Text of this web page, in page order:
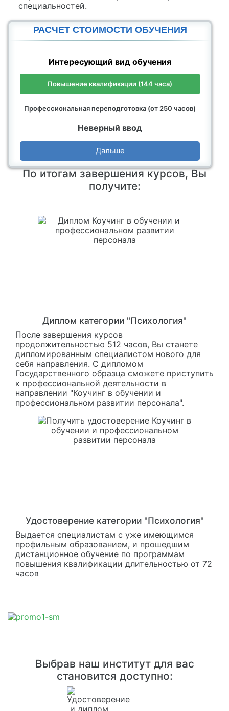
специальностей.
РАСЧЕТ СТОИМОСТИ ОБУЧЕНИЯ
Интересующий вид обучения
Повышение квалификации (144 часа)
Профессиональная переподготовка (от 250 часов)
Неверный ввод
Дальше
По итогам завершения курсов, Вы
получите:
Диплом категории "Психология"
После завершения курсов
продолжительностью 512 часов, Вы станете
дипломированным специалистом нового для
себя направления. С дипломом
Государственного образца сможете приступить
к профессиональной деятельности в
направлении "Коучинг в обучении и
профессиональном развитии персонала".
Удостоверение категории "Психология"
Выдается специалистам с уже имеющимся
профильным образованием, и прошедшим
дистанционное обучение по программам
повышения квалификации длительностью от 72
часов
Выбрав наш институт для вас
становится доступно: